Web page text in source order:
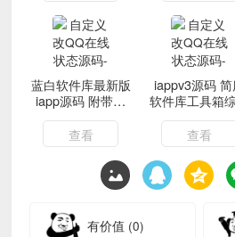
蓝白软件库最新版
iapp源码 附带简
易教程
查看
iappv3源码
软件库工具箱
源码
查看
有价值 (0)